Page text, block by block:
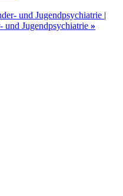
und Jugendpsychiatrie |
Jugendpsychiatrie »